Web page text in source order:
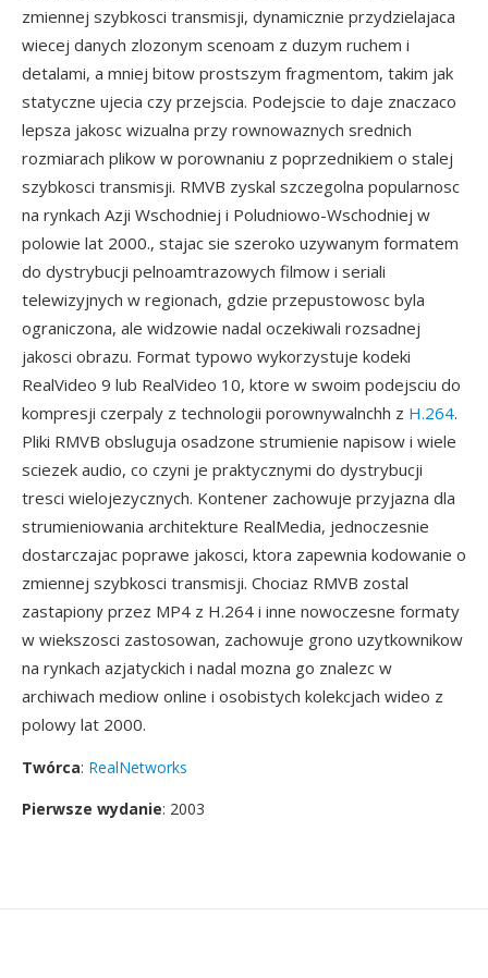
zmiennej szybkosci transmisji, dynamicznie przydzielajaca
wiecej danych zlozonym scenoam z duzym ruchem i
detalami, a mniej bitow prostszym fragmentom, takim jak
statyczne ujecia czy przejscia. Podejscie to daje znaczaco
lepsza jakosc wizualna przy rownowaznych srednich
rozmiarach plikow w porownaniu z poprzednikiem o stalej
szybkosci transmisji. RMVB zyskal szczegolna popularnosc
na rynkach Azji Wschodniej i Poludniowo-Wschodniej w
polowie lat 2000., stajac sie szeroko uzywanym formatem
do dystrybucji pelnoamtrazowych filmow i seriali
telewizyjnych w regionach, gdzie przepustowosc byla
ograniczona, ale widzowie nadal oczekiwali rozsadnej
jakosci obrazu. Format typowo wykorzystuje kodeki
RealVideo 9 lub RealVideo 10, ktore w swoim podejsciu do
kompresji czerpaly z technologii porownywalnchh z H.264.
Pliki RMVB obsluguja osadzone strumienie napisow i wiele
sciezek audio, co czyni je praktycznymi do dystrybucji
tresci wielojezycznych. Kontener zachowuje przyjazna dla
strumieniowania architekture RealMedia, jednoczesnie
dostarczajac poprawe jakosci, ktora zapewnia kodowanie o
zmiennej szybkosci transmisji. Chociaz RMVB zostal
zastapiony przez MP4 z H.264 i inne nowoczesne formaty
w wiekszosci zastosowan, zachowuje grono uzytkownikow
na rynkach azjatyckich i nadal mozna go znalezc w
archiwach mediow online i osobistych kolekcjach wideo z
polowy lat 2000.
Twórca: RealNetworks
Pierwsze wydanie: 2003